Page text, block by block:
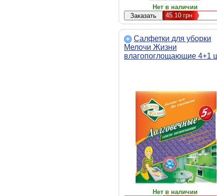
Нет в наличии
45.10 грн
Салфетки для уборки
Мелочи Жизни
влагопоглощающие 4+1
Нет в наличии